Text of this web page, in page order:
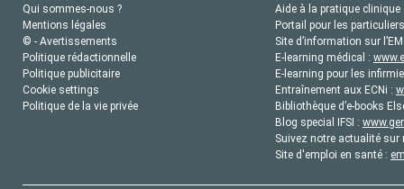
Qui sommes-nous ?
Mentions légales
© - Avertissements
Politique rédactionnelle
Politique publicitaire
Cookie settings
Politique de la vie privée
Aide à la pratique
Portail pour les
Site d’information sur
E-learning médical :
E-learning pour les
Entraînement aux ECNi :
Bibliothèque d’e-books
Blog special IFSI :
Suivez notre actualité sur
Site d'emploi en santé :